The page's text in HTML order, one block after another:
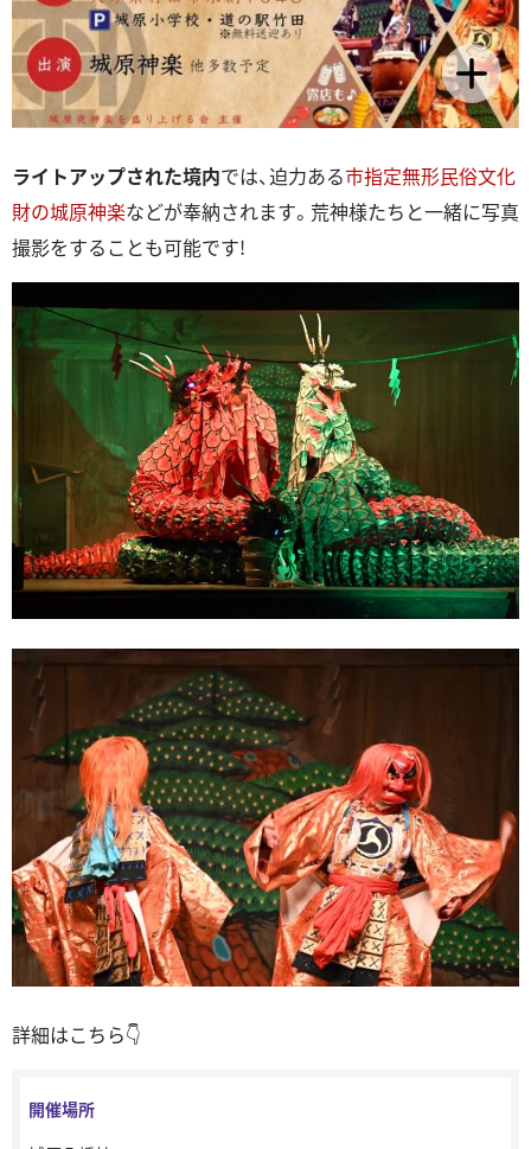
ライトアップされた境内では、迫力ある市指定無形民俗文化
財の城原神楽などが奉納されます。荒神様たちと一緒に写真
撮影をすることも可能です!
詳細はこちら👇
開催場所